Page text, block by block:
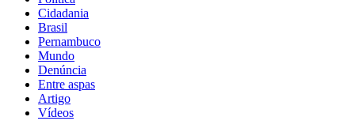
Cidadania
Brasil
Pernambuco
Mundo
Denúncia
Entre aspas
Artigo
Vídeos